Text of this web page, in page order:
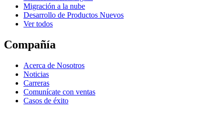
Migración a la nube
Desarrollo de Productos Nuevos
Ver todos
Compañía
Acerca de Nosotros
Noticias
Carreras
Comunícate con ventas
Casos de éxito